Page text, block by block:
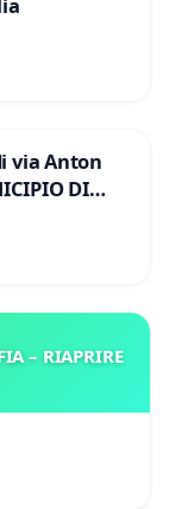
via Anton
DI
– RIAPRIRE